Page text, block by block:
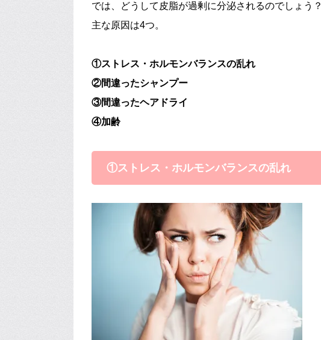
では、どうして皮脂が過剰に分泌されるのでしょう？
主な原因は4つ。
①ストレス・ホルモンバランスの乱れ
②間違ったシャンプー
③間違ったヘアドライ
④加齢
①ストレス・ホルモンバランスの乱れ